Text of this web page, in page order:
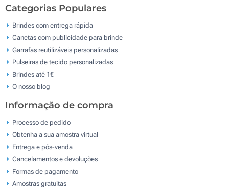
Categorias Populares
Brindes com entrega rápida
Canetas com publicidade para brinde
Garrafas reutilizáveis personalizadas
Pulseiras de tecido personalizadas
Brindes até 1€
O nosso blog
Informação de compra
Processo de pedido
Obtenha a sua amostra virtual
Entrega e pós-venda
Cancelamentos e devoluções
Formas de pagamento
Amostras gratuitas